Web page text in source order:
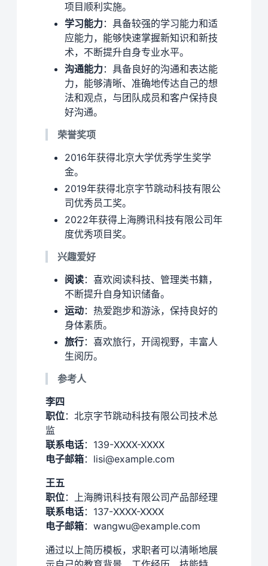
项目顺利实施。
学习能力：具备较强的学习能力和适
应能力，能够快速掌握新知识和新技
术，不断提升自身专业水平。
沟通能力：具备良好的沟通和表达能
力，能够清晰、准确地传达自己的想
法和观点，与团队成员和客户保持良
好沟通。
荣誉奖项
2016年获得北京大学优秀学生奖学
金。
2019年获得北京字节跳动科技有限公
司优秀员工奖。
2022年获得上海腾讯科技有限公司年
度优秀项目奖。
兴趣爱好
阅读：喜欢阅读科技、管理类书籍，
不断提升自身知识储备。
运动：热爱跑步和游泳，保持良好的
身体素质。
旅行：喜欢旅行，开阔视野，丰富人
生阅历。
参考人
李四
职位：北京字节跳动科技有限公司技术总
监
联系电话：139-XXXX-XXXX
电子邮箱：lisi@example.com
王五
职位：上海腾讯科技有限公司产品部经理
联系电话：137-XXXX-XXXX
电子邮箱：wangwu@example.com
通过以上简历模板，求职者可以清晰地展